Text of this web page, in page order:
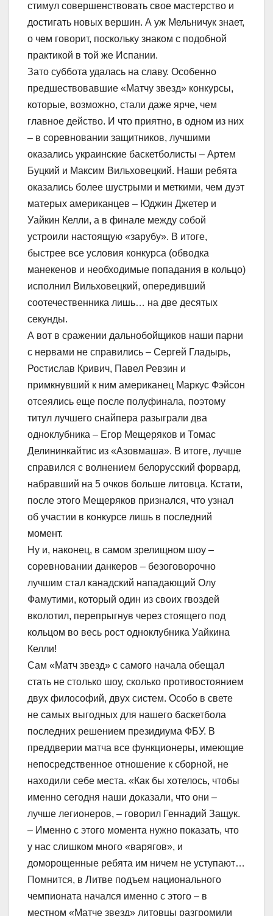
стимул совершенствовать свое мастерство и
достигать новых вершин. А уж Мельничук знает,
о чем говорит, поскольку знаком с подобной
практикой в той же Испании.
Зато суббота удалась на славу. Особенно
предшествовавшие «Матчу звезд» конкурсы,
которые, возможно, стали даже ярче, чем
главное действо. И что приятно, в одном из них
– в соревновании защитников, лучшими
оказались украинские баскетболисты – Артем
Буцкий и Максим Вильховецкий. Наши ребята
оказались более шустрыми и меткими, чем дуэт
матерых американцев – Юджин Джетер и
Уайкин Келли, а в финале между собой
устроили настоящую «зарубу». В итоге,
быстрее все условия конкурса (обводка
манекенов и необходимые попадания в кольцо)
исполнил Вильховецкий, опередивший
соотечественника лишь… на две десятых
секунды.
А вот в сражении дальнобойщиков наши парни
с нервами не справились – Сергей Гладырь,
Ростислав Кривич, Павел Ревзин и
примкнувший к ним американец Маркус Фэйсон
отсеялись еще после полуфинала, поэтому
титул лучшего снайпера разыграли два
одноклубника – Егор Мещеряков и Томас
Делининкайтис из «Азовмаша». В итоге, лучше
справился с волнением белорусский форвард,
набравший на 5 очков больше литовца. Кстати,
после этого Мещеряков признался, что узнал
об участии в конкурсе лишь в последний
момент.
Ну и, наконец, в самом зрелищном шоу –
соревновании данкеров – безоговорочно
лучшим стал канадский нападающий Олу
Фамутими, который один из своих гвоздей
вколотил, перепрыгнув через стоящего под
кольцом во весь рост одноклубника Уайкина
Келли!
Сам «Матч звезд» с самого начала обещал
стать не столько шоу, сколько противостоянием
двух философий, двух систем. Особо в свете
не самых выгодных для нашего баскетбола
последних решением президиума ФБУ. В
преддверии матча все функционеры, имеющие
непосредственное отношение к сборной, не
находили себе места. «Как бы хотелось, чтобы
именно сегодня наши доказали, что они –
лучше легионеров, – говорил Геннадий Защук.
– Именно с этого момента нужно показать, что
у нас слишком много «варягов», и
доморощенные ребята им ничем не уступают…
Помнится, в Литве подъем национального
чемпионата начался именно с этого – в
местном «Матче звезд» литовцы разгромили